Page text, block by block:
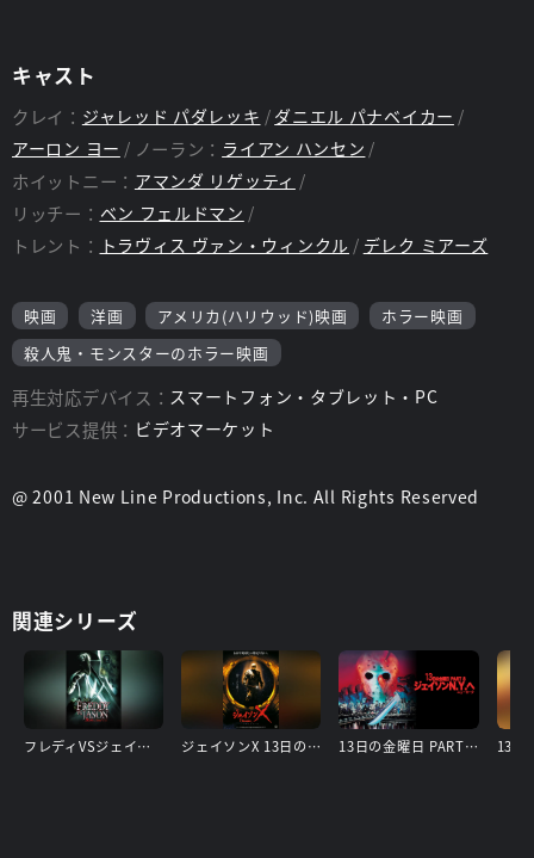
キャスト
クレイ： ジャレッド パダレッキ
ダニエル パナベイカー
アーロン ヨー
ノーラン： ライアン ハンセン
ホイットニー： アマンダ リゲッティ
リッチー： ベン フェルドマン
トレント： トラヴィス ヴァン・ウィンクル デレク ミアーズ
映画 洋画 アメリカ(ハリウッド)映画
ホラー映画
殺人鬼・モンスターのホラー映画
再生対応デバイス： スマートフォン・タブレット・PC
サービス提供： ビデオマーケット
@ 2001 New Line Productions, Inc. All Rights Reserved
関連シリーズ
フレディVSジェイソン ジェイソンX 13日の金曜日 13日の金曜日 PART8 ジェイソンN.Y.へ